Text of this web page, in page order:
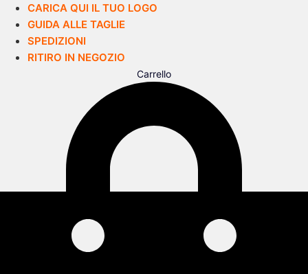
CARICA QUI IL TUO LOGO
GUIDA ALLE TAGLIE
SPEDIZIONI
RITIRO IN NEGOZIO
Carrello